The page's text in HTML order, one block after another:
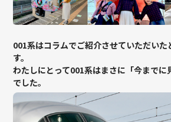
001系はコラムでご紹介させていただいた
す。
わたしにとって001系はまさに「今までに
でした。